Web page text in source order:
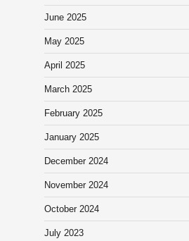
June 2025
May 2025
April 2025
March 2025
February 2025
January 2025
December 2024
November 2024
October 2024
July 2023